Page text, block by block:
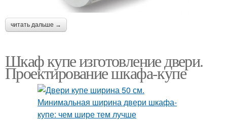
читать дальше →
Шкаф купе изготовление двери.
Проектирование шкафа-купе